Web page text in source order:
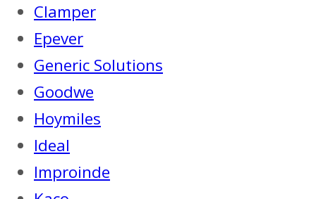
Clamper
Epever
Generic Solutions
Goodwe
Hoymiles
Ideal
Improinde